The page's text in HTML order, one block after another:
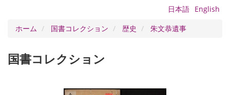
日本語 English
ホーム
国書コレクション 歴史 朱文恭遺事
国書コレクション